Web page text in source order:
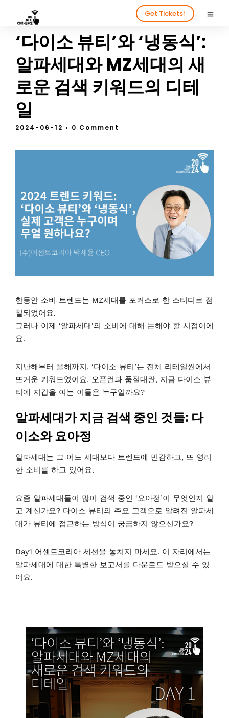
Get Tickets!
‘다이소 뷰티’와 ‘냉동식’:
알파세대와 MZ세대의 새
로운 검색 키워드의 디테
일
2024-06-12 • 0 Comment
한동안 소비 트렌드는 MZ세대를 포커스로 한 스터디로 점
철되었어요.
그러나 이제 ‘알파세대’의 소비에 대해 논해야 할 시점이에
요.
지난해부터 올해까지, ‘다이소 뷰티’는 전체 리테일씬에서
뜨거운 키워드였어요. 오픈런과 품절대란, 지금 다이소 뷰
티에 지갑을 여는 이들은 누구일까요?
알파세대가 지금 검색 중인 것들: 다
이소와 요아정
알파세대는 그 어느 세대보다 트렌드에 민감하고, 또 영리
한 소비를 하고 있어요.
요즘 알파세대들이 많이 검색 중인 ‘요아정’이 무엇인지 알
고 계신가요? 다이소 뷰티의 주요 고객으로 알려진 알파세
대가 뷰티에 접근하는 방식이 궁금하지 않으신가요?
Day1 어센트코리아 세션을 놓치지 마세요. 이 자리에서는
알파세대에 대한 특별한 보고서를 다운로드 받으실 수 있
어요.